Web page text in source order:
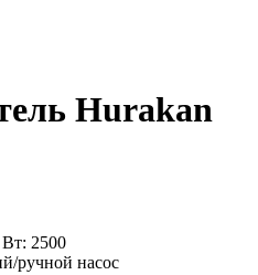
Hurakan
2500
ручной насос